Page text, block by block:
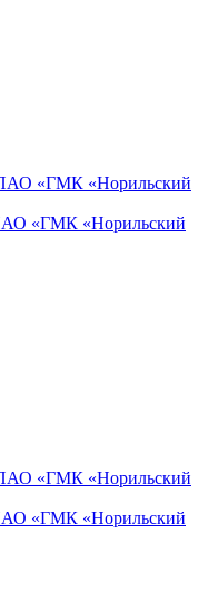
ПАО «ГМК «Норильский
«ГМК «Норильский
ПАО «ГМК «Норильский
«ГМК «Норильский